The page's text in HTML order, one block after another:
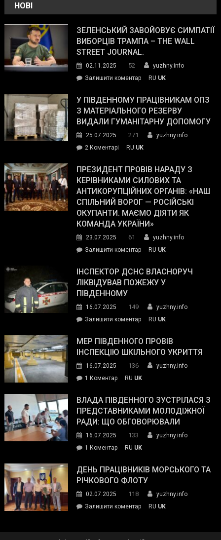
НОВІ
ЗЕЛЕНСЬКИЙ ЗАВОЙОВУЄ СИМПАТІЇ
ВИБОРЦІВ ТРАМПА – THE WALL
STREET JOURNAL.
02.11.2025 52
yuzhny.info
Залишити коментарon
завойовує
симпатії
виборців
The
Street
Journal.
RU UK
У ПІВДЕННОМУ ПРАЦІВНИКАМ ОПЗ
З МАТЕРІАЛЬНОГО РЕЗЕРВУ
ВИДАЛИ ГУМАНІТАРНУ ДОПОМОГУ
25.07.2025 271
yuzhny.info
2 Коментарі
Південному
працівникам
ОПЗ
з
матеріального
резерву
гуманітарну
допомогу
RU UK
ПРЕЗИДЕНТ ПРОВІВ НАРАДУ З
КЕРІВНИКАМИ СИЛОВИХ ТА
АНТИКОРУПЦІЙНИХ ОРГАНІВ: «НАШ
СПІЛЬНИЙ ВОРОГ — РОСІЙСЬКІ
ОКУПАНТИ. МАЄМО ДІЯТИ ЯК
КОМАНДА УКРАЇНИ»
23.07.2025 61
yuzhny.info
Залишити коментарon
провів
нараду
силових
та
органів:
«Наш
спільний
окупанти.
Маємо
діяти
команда
RU UK
ІНСПЕКТОР ДСНС ВЛАСНОРУЧ
ЛІКВІДУВАВ ПОЖЕЖУ У
ПІВДЕННОМУ
16.07.2025 149
yuzhny.info
Залишити коментарon
ДСНС
власноруч
пожежу
у
RU UK
МЕР ПІВДЕННОГО ПРОВІВ
ІНСПЕКЦІЮ ШКІЛЬНОГО УКРИТТЯ
16.07.2025 136
yuzhny.info
1 Коментардо
Південного
провів
інспекцію
укриття
RU UK
ВЛАДА ПІВДЕННОГО ЗУСТРІЛАСЯ З
ПРЕДСТАВНИКАМИ МОЛОДІЖНОЇ
РАДИ: ЩО ОБГОВОРЮВАЛИ
16.07.2025 133
yuzhny.info
1 Коментардо
Південного
зустрілася
представниками
молодіжної
RU UK
ДЕНЬ ПРАЦІВНИКІВ МОРСЬКОГО ТА
РІЧКОВОГО ФЛОТУ
02.07.2025 118
yuzhny.info
Залишити коментарon
RU UK